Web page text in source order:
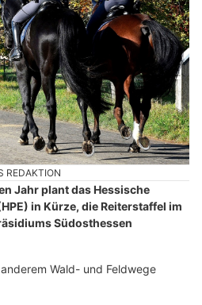
REDAKTION
Jahr plant das Hessische
in Kürze, die Reiterstaffel im
Südosthessen
Wald- und Feldwege